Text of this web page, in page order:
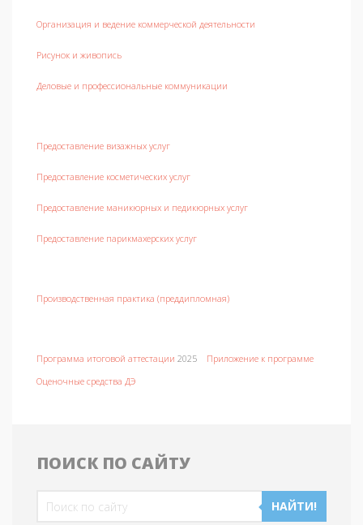
Организация и ведение коммерческой деятельности
Рисунок и живопись
Деловые и профессиональные коммуникации
Предоставление визажных услуг
Предоставление косметических услуг
Предоставление маникюрных и педикюрных услуг
Предоставление парикмахерских услуг
Производственная практика (преддипломная)
Программа итоговой аттестации 2025 Приложение к программе
Оценочные средства ДЭ
ПОИСК ПО САЙТУ
НАЙТИ!